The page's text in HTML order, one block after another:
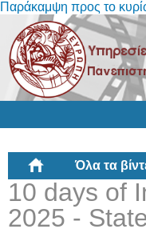
Παράκαμψη προς το
Όλα τα
10 days of
2025 -